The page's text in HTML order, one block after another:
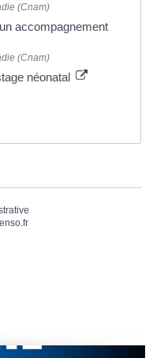
(Cnam)
accompagnement
(Cnam)
néonatal